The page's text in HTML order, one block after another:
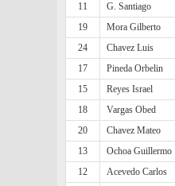
11
G. Santiago
19
Mora Gilberto
24
Chavez Luis
17
Pineda Orbelin
15
Reyes Israel
18
Vargas Obed
20
Chavez Mateo
13
Ochoa Guillermo
12
Acevedo Carlos